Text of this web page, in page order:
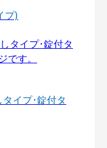
プ)
イプ･錠付タ